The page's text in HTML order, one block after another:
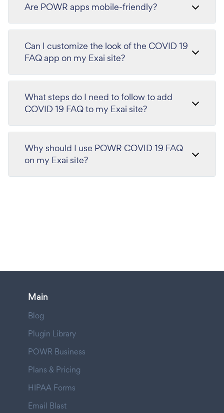
Are POWR apps mobile-friendly?
Can I customize the look of the COVID 19
FAQ app on my Exai site?
What steps do I need to follow to add
COVID 19 FAQ to my Exai site?
Why should I use POWR COVID 19 FAQ
on my Exai site?
Main
Blog
Plugin Library
POWR Business
Plans & Pricing
HIPAA Forms
Email Blast